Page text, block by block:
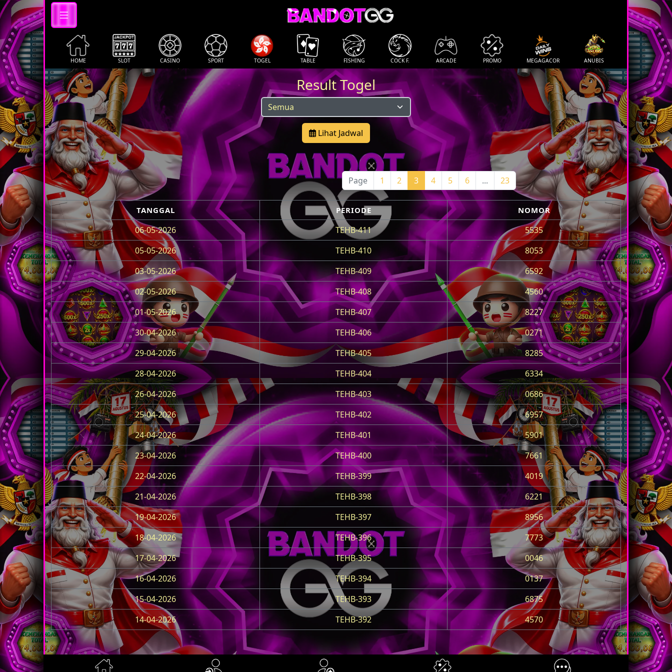
HOME SLOT CASINO SPORT TOGEL TABLE FISHING COCK F. ARCADE PROMO MEGAGACOR ANUBIS
Result Togel
Lihat Jadwal
Page 1 2 3 4 5 6 ... 23
TANGGAL PERIODE NOMOR
06-05-2026 TEHB-411
5535
05-05-2026
TEHB-410
8053
03-05-2026
TEHB-409
6592
02-05-2026
TEHB-408
4560
01-05-2026
TEHB-407
8227
30-04-2026
TEHB-406
0271
29-04-2026
TEHB-405
8285
28-04-2026
TEHB-404
6334
26-04-2026
TEHB-403
0686
25-04-2026
TEHB-402
6957
24-04-2026
TEHB-401
5901
23-04-2026
TEHB-400
7661
22-04-2026
TEHB-399
4019
21-04-2026
TEHB-398
6221
19-04-2026
TEHB-397
8956
18-04-2026
TEHB-396
7773
17-04-2026
TEHB-395
0046
16-04-2026
TEHB-394
0137
15-04-2026
TEHB-393
6875
14-04-2026
TEHB-392 4570